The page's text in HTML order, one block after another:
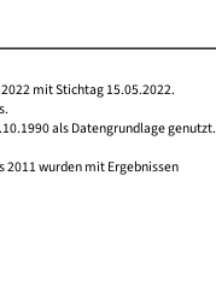
mit Stichtag 15.05.2022.
als Datengrundlage genutzt.
2011 wurden mit Ergebnissen